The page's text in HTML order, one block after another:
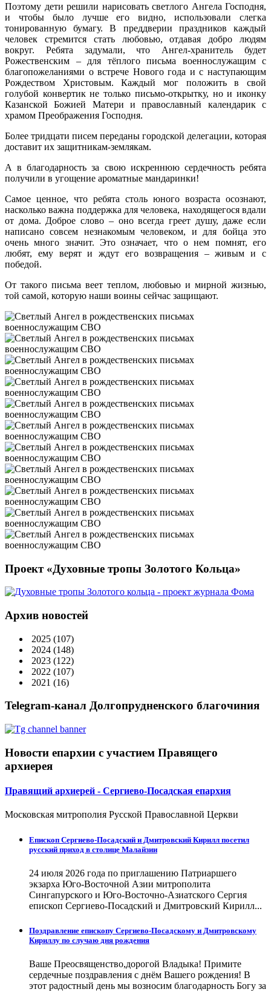
Поэтому дети решили нарисовать светлого Ангела Господня,
и чтобы было лучше его видно, использовали слегка
тонированную бумагу. В преддверии праздников каждый
человек стремится стать любовью, отдавая добро людям
вокруг. Ребята задумали, что Ангел-хранитель будет
Рожественским – для тёплого письма военнослужащим с
благопожеланиями о встрече Нового года и с наступающим
Рождеством Христовым. Каждый мог положить в свой
голубой конвертик не только письмо-открытку, но и иконку
Казанской Божией Матери и православный календарик с
храмом Преображения Господня.
Более тридцати писем переданы городской делегации, которая
доставит их защитникам-землякам.
А в благодарность за свою искреннюю сердечность ребята
получили в угощение ароматные мандаринки!
Самое ценное, что ребята столь юного возраста осознают,
насколько важна поддержка для человека, находящегося вдали
от дома. Доброе слово – оно всегда греет душу, даже если
написано совсем незнакомым человеком, и для бойца это
очень много значит. Это означает, что о нем помнят, его
любят, ему верят и ждут его возвращения – живым и с
победой.
От такого письма веет теплом, любовью и мирной жизнью,
той самой, которую наши воины сейчас защищают.
Проект «Духовные тропы Золотого Кольца»
Архив новостей
2025 (107)
2024 (148)
2023 (122)
2022 (107)
2021 (16)
Telegram-канал Долгопрудненского благочиния
Новости епархии с участием Правящего
архиерея
Правящий архиерей - Сергиево-Посадская епархия
Московская митрополия Русской Православной Церкви
Епископ Сергиево-Посадский и Дмитровский Кирилл посетил
русский приход в столице Малайзии
24 июля 2026 года по приглашению Патриаршего
экзарха Юго-Восточной Азии митрополита
Сингапурского и Юго-Восточно-Азиатского Сергия
епископ Сергиево-Посадский и Дмитровский Кирилл...
Поздравление епископу Сергиево-Посадскому и Дмитровскому
Кириллу по случаю дня рождения
Ваше Преосвященство,дорогой Владыка! Примите
сердечные поздравления с днём Вашего рождения! В
этот радостный день мы возносим благодарность Богу за